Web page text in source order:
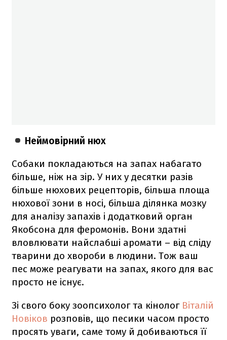
Неймовірний нюх
Собаки покладаються на запах набагато
більше, ніж на зір. У них у десятки разів
більше нюхових рецепторів, більша площа
нюхової зони в носі, більша ділянка мозку
для аналізу запахів і додатковий орган
Якобсона для феромонів. Вони здатні
вловлювати найслабші аромати – від сліду
тварини до хвороби в людини. Тож ваш
пес може реагувати на запах, якого для вас
просто не існує.
Зі свого боку зоопсихолог та кінолог Віталій
Новіков розповів, що песики часом просто
просять уваги, саме тому й добиваються її